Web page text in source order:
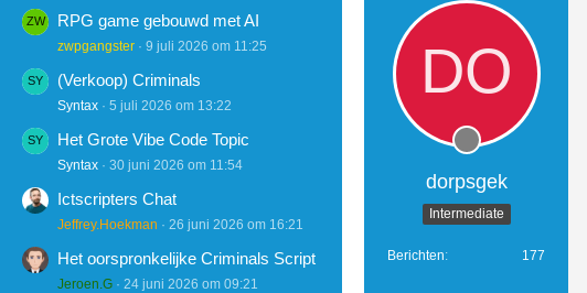
RPG game gebouwd met AI
zwpgangster 9 juli 2026 om 11:25
(Verkoop) Criminals
Syntax 5 juli 2026 om 13:22
Het Grote Vibe Code Topic
Syntax 30 juni 2026 om 11:54
Ictscripters Chat
Jeffrey.Hoekman 26 juni 2026 om 16:21
Het oorspronkelijke Criminals Script
Jeroen.G 24 juni 2026 om 09:21
dorpsgek
Intermediate
Berichten 177